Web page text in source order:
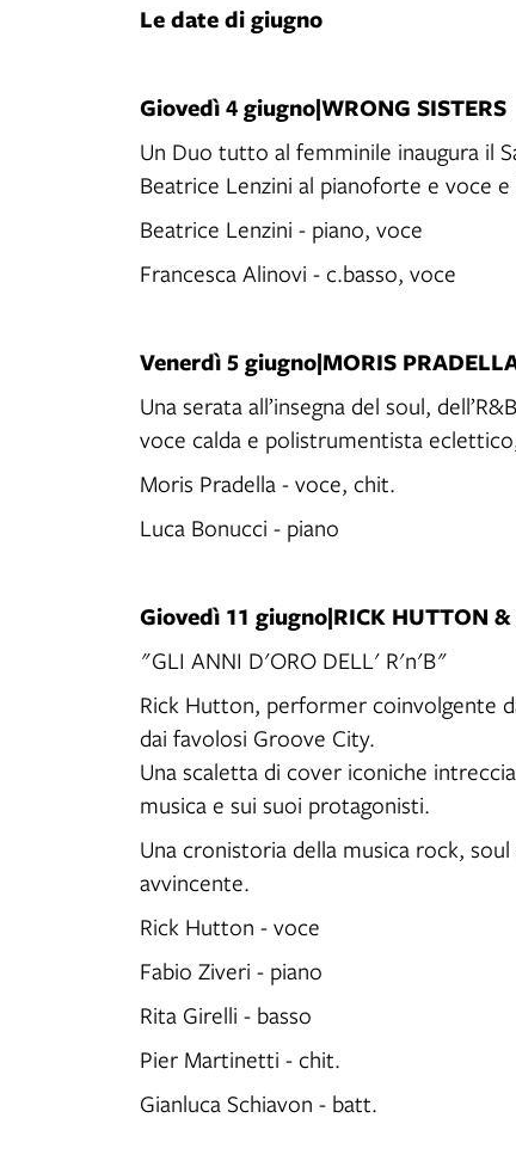
Le date di giugno
Giovedì 4 giugno|WRONG SISTERS
Un Duo tutto al femminile inaugura il
Beatrice Lenzini al pianoforte e voce
Beatrice Lenzini - piano, voce
Francesca Alinovi - c.basso, voce
Venerdì 5 giugno|MORIS
Una serata all’insegna del soul,
voce calda e polistrumentista
Moris Pradella - voce, chit.
Luca Bonucci - piano
Giovedì 11 giugno|RICK HUTTON &
"GLI ANNI D'ORO DELL' R'n'B"
Rick Hutton, performer coinvolgente
dai favolosi Groove City.
Una scaletta di cover iconiche
musica e sui suoi protagonisti.
Una cronistoria della musica rock,
avvincente.
Rick Hutton - voce
Fabio Ziveri - piano
Rita Girelli - basso
Pier Martinetti - chit.
Gianluca Schiavon - batt.